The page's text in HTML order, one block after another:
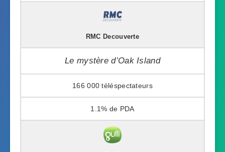
RMC Decouverte
Le mystère d’Oak Island
166 000
1.1%